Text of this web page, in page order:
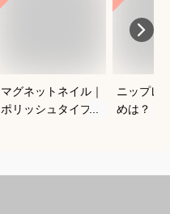
マグネットネイル｜
ポリッシュタイプで
ニップレ
めは？